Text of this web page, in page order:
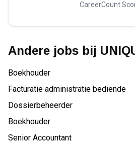
CareerCount
Andere jobs bij
Boekhouder
Facturatie administratie bediende
Dossierbeheerder
Boekhouder
Senior Accountant